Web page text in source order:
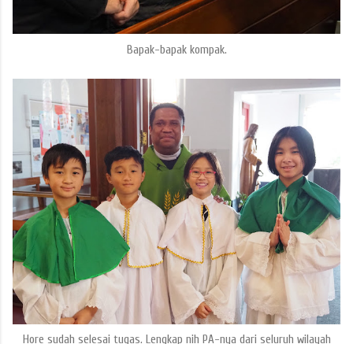
Bapak-bapak kompak.
Hore sudah selesai tugas. Lengkap nih PA-nya dari seluruh wilayah